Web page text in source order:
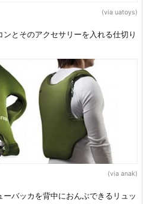
(via uatoys)
とそのアクセサリーを入れる仕切り
(via anak)
バッカを背中におんぶできるリュッ